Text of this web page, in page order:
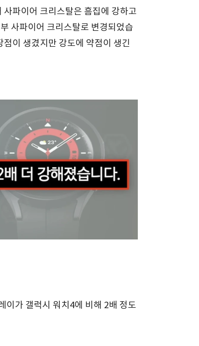
파이어 크리스탈은 흠집에 강하고
사파이어 크리스탈로 변경되었습
이 생겼지만 강도에 약점이 생긴
이가 갤럭시 워치4에 비해 2배 정도